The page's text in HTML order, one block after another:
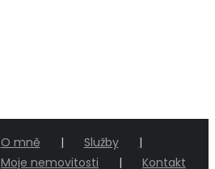
O mně
Služby
Moje nemovitosti Kontakt